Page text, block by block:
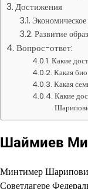
Достижения
Экономическое
Развитие
Вопрос-ответ:
Какие
Какая
Какая
Какие
Шаймиев
Минтимер
Советлагере